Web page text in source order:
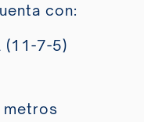
con:
(11-7-5)
metros